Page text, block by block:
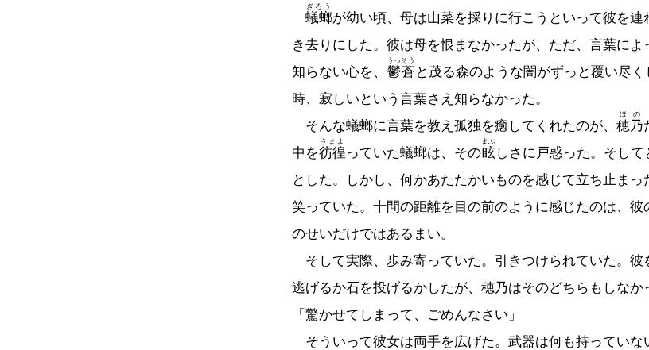
蟻螂
ぎろう
が幼い頃、母は山菜を採りに行こうといって彼を連
き去りにした。彼は母を恨まなかったが、ただ、言葉によ
知らない心を、 鬱蒼
うっそう
と茂る森のような闇がずっと覆い尽
時、寂しいという言葉さえ知らなかった。
そんな蟻螂に言葉を教え孤独を癒してくれたのが、 穂乃
ほの
中を彷徨
さまよ
っていた蟻螂は、その眩
まぶ
しさに戸惑った。そして
とした。しかし、何かあたたかいものを感じて立ち止まっ
笑っていた。十間の距離を目の前のように感じたのは、彼
のせいだけではあるまい。
そして実際、歩み寄っていた。引きつけられていた。彼
逃げるか石を投げるかしたが、穂乃はそのどちらもしなか
「驚かせてしまって、ごめんなさい」
そういって彼女は両手を広げた。武器は何も持っていな